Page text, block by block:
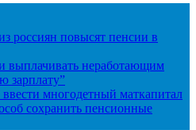
россиян повысят пенсии в
выплачивать неработающим
зарплату”
многодетный маткапитал
сохранить пенсионные